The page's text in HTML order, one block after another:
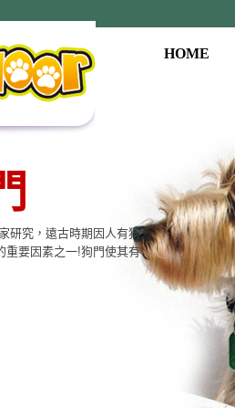
HOME
研究，遠古時期因人有狗
重要因素之一!狗門使其有